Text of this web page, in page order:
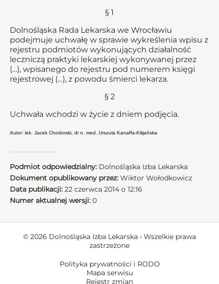
§ 1
Dolnośląska Rada Lekarska we Wrocławiu
podejmuje uchwałę w sprawie wykreślenia wpisu z
rejestru podmiotów wykonujących działalność
leczniczą praktyki lekarskiej wykonywanej przez
(…), wpisanego do rejestru pod numerem księgi
rejestrowej (…), z powodu śmierci lekarza.
§ 2
Uchwała wchodzi w życie z dniem podjęcia.
Autor: lek. Jacek Chodorski, dr n. med. Urszula Kanaffa-Kilijańska
Podmiot odpowiedzialny: Dolnośląska Izba Lekarska
Dokument opublikowany przez: Wiktor Wołodkowicz
Data publikacji: 22 czerwca 2014 o 12:16
Numer aktualnej wersji: 0
© 2026 Dolnośląska Izba Lekarska • Wszelkie prawa
zastrzeżone
Polityka prywatności i RODO
Mapa serwisu
Rejestr zmian